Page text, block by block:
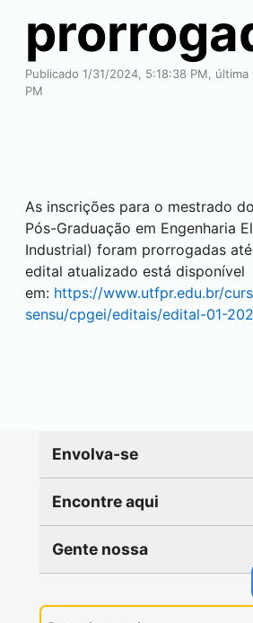
Publicado 1/31/2024, 5:18:38 PM,
PM
As inscrições para o mestrado
Pós-Graduação em Engenharia
Industrial) foram prorrogadas
edital atualizado está disponível
em: https://www.utfpr.edu.br/
sensu/cpgei/editais/edital-01-
Envolva-se
Encontre aqui
Gente nossa